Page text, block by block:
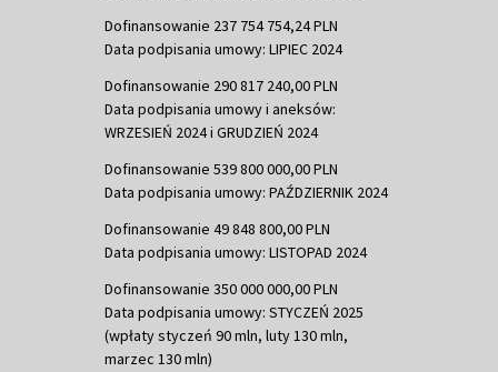
Dofinansowanie 237 754 754,24 PLN
Data podpisania umowy: LIPIEC 2024
Dofinansowanie 290 817 240,00 PLN
Data podpisania umowy i aneksów:
WRZESIEŃ 2024 i GRUDZIEŃ 2024
Dofinansowanie 539 800 000,00 PLN
Data podpisania umowy: PAŹDZIERNIK 2024
Dofinansowanie 49 848 800,00 PLN
Data podpisania umowy: LISTOPAD 2024
Dofinansowanie 350 000 000,00 PLN
Data podpisania umowy: STYCZEŃ 2025
(wpłaty styczeń 90 mln, luty 130 mln,
marzec 130 mln)